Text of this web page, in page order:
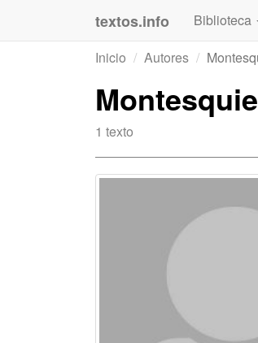
textos.info Biblioteca
Inicio
Autores
1 texto